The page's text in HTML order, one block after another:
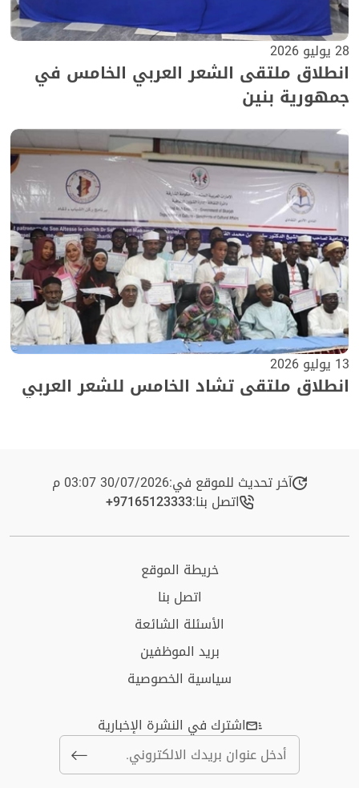
28 يوليو 2026
انطلاق ملتقى الشعر العربي الخامس في
جمهورية بنين
13 يوليو 2026
انطلاق ملتقى تشاد الخامس للشعر العربي
آخر تحديث للموقع في:30/07/2026 03:07 م
اتصل بنا:+97165123333​
خريطة الموقع
اتصل بنا
الأسئلة الشائعة
بريد الموظفين
سياسية الخصوصية
اشترك في النشرة الإخبارية